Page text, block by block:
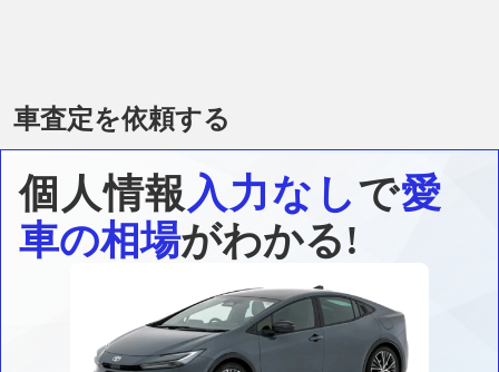
車査定を依頼する
個人情報入力なしで愛
車の相場がわかる!